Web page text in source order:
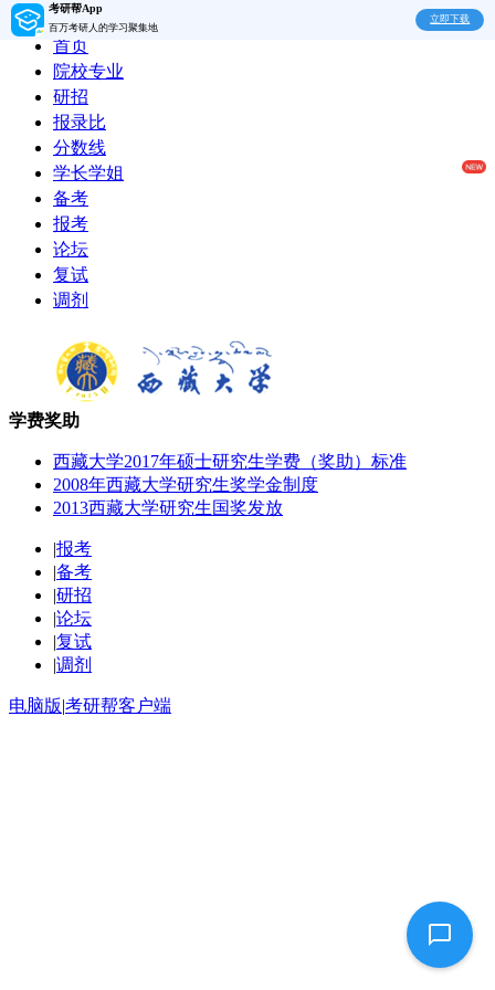
考研帮App
百万考研人的学习聚集地
立即下载
首页
院校专业
研招
报录比
分数线
学长学姐
备考
报考
论坛
复试
调剂
学费奖助
西藏大学2017年硕士研究生学费（奖助）标准
2008年西藏大学研究生奖学金制度
2013西藏大学研究生国奖发放
|报考
|备考
|研招
|论坛
|复试
|调剂
电脑版|考研帮客户端